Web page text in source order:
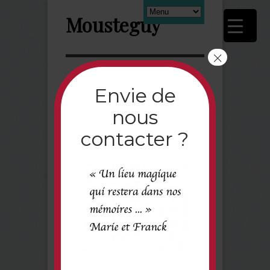
Mousteguy
Livre_d_39_or_
Envie de
nous
contacter ?
×